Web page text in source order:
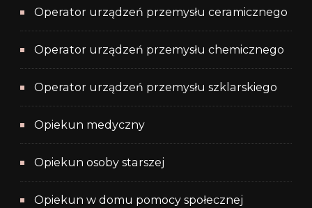
Operator urządzeń przemysłu ceramicznego
Operator urządzeń przemysłu chemicznego
Operator urządzeń przemysłu szklarskiego
Opiekun medyczny
Opiekun osoby starszej
Opiekun w domu pomocy społecznej